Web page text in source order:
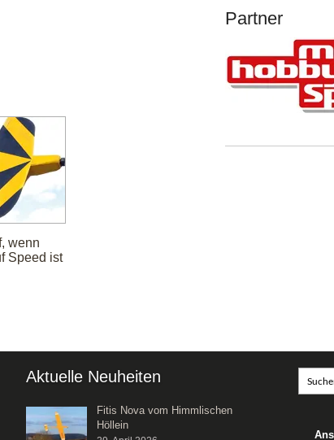
wenn
Speed ist
Partner
Aktuelle Neuheiten
Fitis Nova vom Himmlischen
Höllein